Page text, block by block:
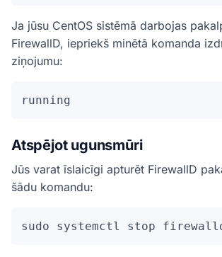
Ja jūsu CentOS sistēmā darbojas
FirewallD, iepriekš minētā komanda
ziņojumu:
running
Atspējot ugunsmūri
Jūs varat īslaicīgi apturēt FirewallD
šādu komandu:
sudo systemctl stop